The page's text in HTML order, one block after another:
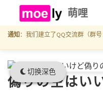
切换深色
萌哩
通知 ：我们建立了QQ交流群（群号
偽りの空はい